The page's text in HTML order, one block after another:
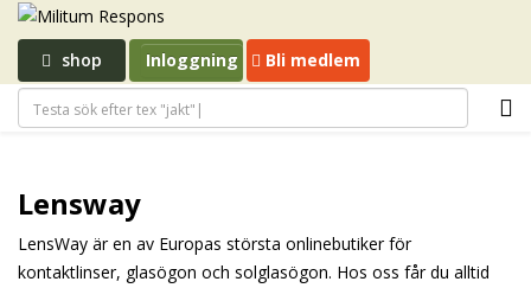
shop Inloggning Bli medlem
Lensway
LensWay är en av Europas största onlinebutiker för
kontaktlinser, glasögon och solglasögon. Hos oss får du alltid